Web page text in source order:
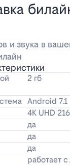
и звука в
2 гб
Android 7.1
4K UHD
да
да
да
работает